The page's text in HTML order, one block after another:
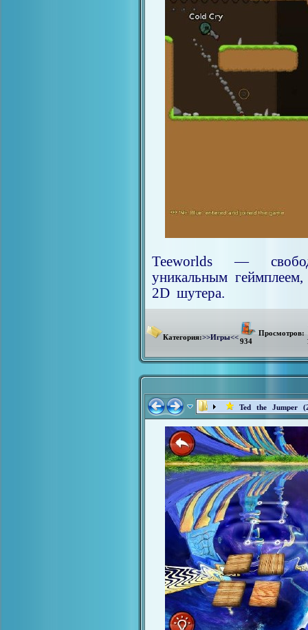
Teeworlds —
уникальным геймплеем,
2D шутера.
Категория:>>Игры<<
Просмотров:
934
Ted the Jumper